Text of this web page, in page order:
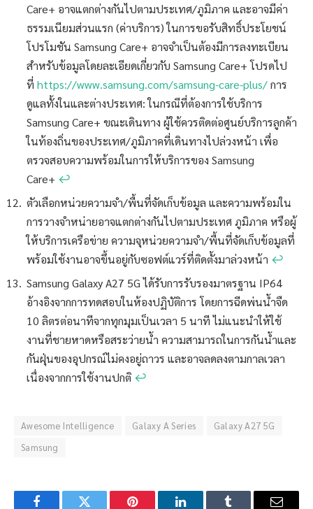
Care+ อาจแตกต่างกันไปตามประเทศ/ภูมิภาค และอาจมีค่า
ธรรมเนียมส่วนแรก (ค่าบริการ) ในการขอรับสิทธิ์ประโยชน์
โปรโมชัน Samsung Care+ อาจจำเป็นต้องมีการลงทะเบียน
สำหรับข้อมูลโดยละเอียดเกี่ยวกับ Samsung Care+ โปรดไป
ที่ https://www.samsung.com/samsung-care-plus/การ
ดูแลทั้งในและต่างประเทศ: ในกรณีที่ต้องการใช้บริการ
Samsung Care+ ขณะเดินทาง ผู้ใช้ควรติดต่อศูนย์บริการลูกค้า
ในท้องถิ่นของประเทศ/ภูมิภาคที่เดินทางไปล่วงหน้า เพื่อ
ตรวจสอบความพร้อมในการให้บริการของ Samsung
Care+ ↩︎
ตัวเลือกหน่วยความจำ/พื้นที่จัดเก็บข้อมูล และความพร้อมใน
การวางจำหน่ายอาจแตกต่างกันไปตามประเทศ ภูมิภาค หรือผู้
ให้บริการเครือข่าย ความจุหน่วยความจำ/พื้นที่จัดเก็บข้อมูลที่
พร้อมใช้งานอาจขึ้นอยู่กับซอฟต์แวร์ที่ติดตั้งมาล่วงหน้า ↩︎
Samsung Galaxy A27 5G ได้รับการรับรองมาตรฐาน IP64
อ้างอิงจากการทดสอบในห้องปฏิบัติการ โดยการฉีดพ่นน้ำจืด
10 ลิตรต่อนาทีจากทุกมุมเป็นเวลา 5 นาที ไม่แนะนำให้ใช้
งานที่ชายหาดหรือสระว่ายน้ำ ความสามารถในการกันน้ำและ
กันฝุ่นของอุปกรณ์ไม่คงอยู่ถาวร และอาจลดลงตามกาลเวลา
เนื่องจากการใช้งานปกติ ↩︎
Awesome Intelligence Galaxy A Series
Galaxy A27 5G
Samsung